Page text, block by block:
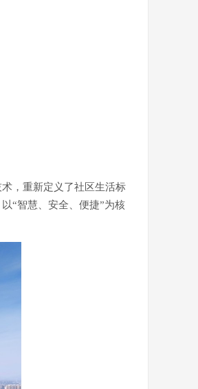
，重新定义了社区生活标
“智慧、安全、便捷”为核